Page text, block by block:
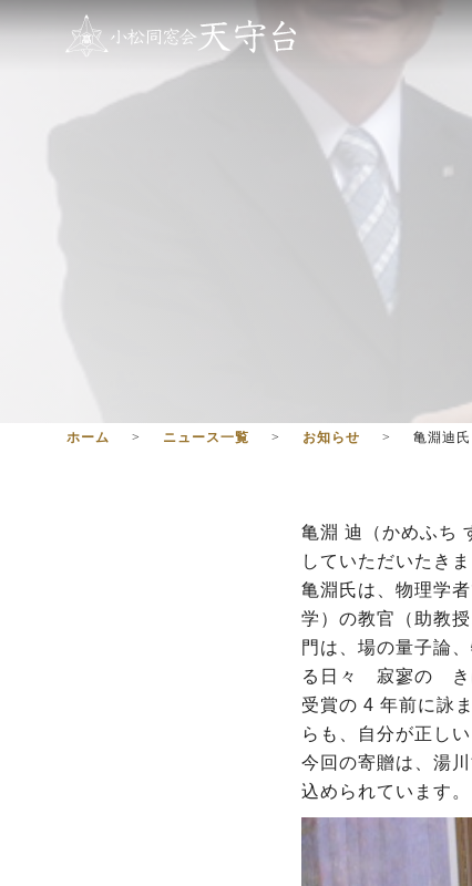
ホーム ニュース一覧 お知らせ 亀淵迪
亀淵 迪（かめふち
していただいたきま
亀淵氏は、物理学
学）の教官（助教
門は、場の量子論
る日々 寂寥の き
受賞の 4 年前に詠
らも、自分が正し
今回の寄贈は、湯
込められています。